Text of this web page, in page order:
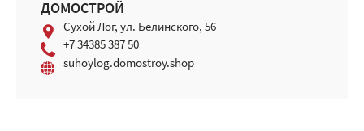
ДОМОСТРОЙ
Сухой Лог, ул. Белинского, 56
+7 34385 387 50
suhoylog.domostroy.shop